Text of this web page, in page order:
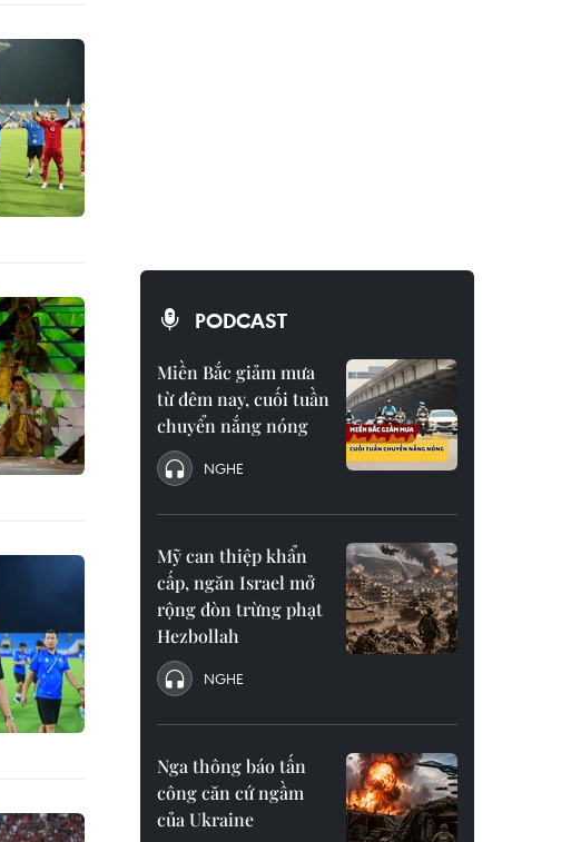
PODCAST
Miền Bắc giảm mưa
từ đêm nay, cuối tuần
chuyển nắng nóng
NGHE
Mỹ can thiệp khẩn
cấp, ngăn Israel mở
rộng đòn trừng phạt
Hezbollah
NGHE
Nga thông báo tấn
công căn cứ ngầm
của Ukraine